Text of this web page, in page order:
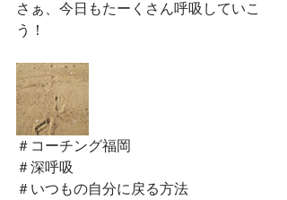
さぁ、今日もたーくさん呼吸していこ
う！
＃コーチング福岡
＃深呼吸
＃いつもの自分に戻る方法